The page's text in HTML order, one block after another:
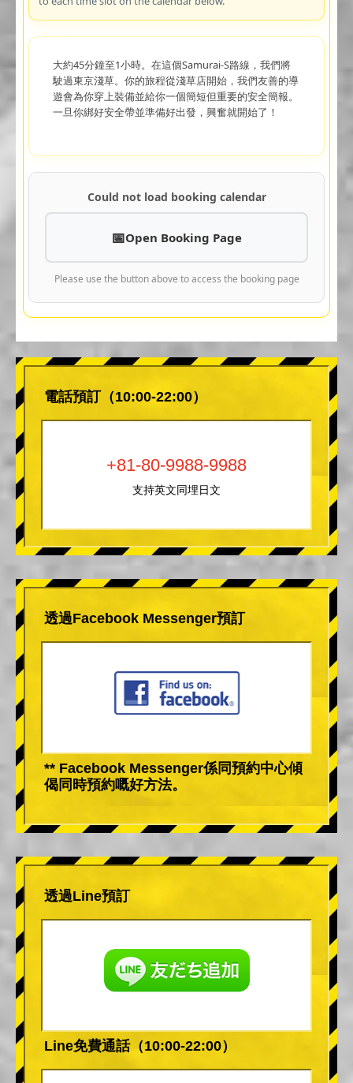
大約45分鐘至1小時。在這個Samurai-S路線，我們將
駛過東京淺草。你的旅程從淺草店開始，我們友善的導
遊會為你穿上裝備並給你一個簡短但重要的安全簡報。
一旦你綁好安全帶並準備好出發，興奮就開始了！
Could not load booking calendar
Open Booking Page
Please use the button above to access the booking page
電話預訂（10:00-22:00）
+81-80-9988-9988
支持英文同埋日文
透過Facebook Messenger預訂
** Facebook Messenger係同預約中心傾
偈同時預約嘅好方法。
透過Line預訂
Line免費通話（10:00-22:00）